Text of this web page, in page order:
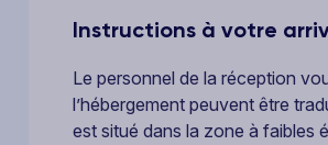
Instructions à votre
Le personnel de la réception
l’hébergement peuvent être
est situé dans la zone à faibles